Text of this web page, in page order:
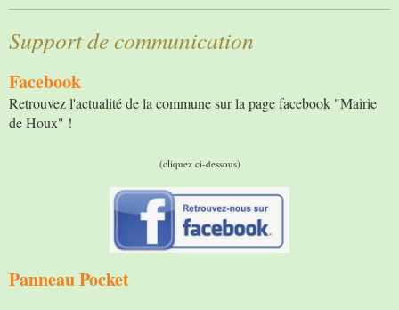
Support de communication
Facebook
Retrouvez l'actualité de la commune sur la page facebook "Mairie
de Houx" !
(cliquez ci-dessous)
Panneau Pocket